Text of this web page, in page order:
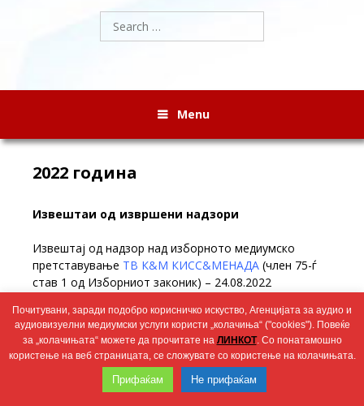
Search
for:
Menu
2022 година
Извештаи од извршени надзори
Извештај од надзор над изборното медиумско
претставување ТВ К&М КИСС&МЕНАДА (член 75-ѓ
став 1 од Изборниот законик) – 24.08.2022
Wingaga
provides
unique
2026 © Агенција за аудио и аудиовизуелни медиумски услуги
Почитувани, заради подобро корисничко искуство, Агенцијата за аудио и
аудиовизуелни медиумски услуги користи „колачиња“ ("cookies"). Повеќе
за „колачињата“ можете да прочитате на ЛИНКОТ. Со понатамошно
користење на веб страницата, се сложувате со користење на колачињата.
Прифаќам Не прифаќам